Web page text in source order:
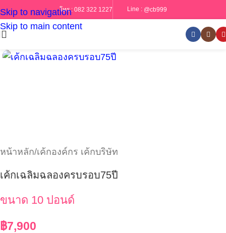
Skip to navigation
Skip to main content
โทร : 082 322 1227 Line : @cb999
หน้าหลัก/เค้กองค์กร เค้กบริษัท
เค้กเฉลิมฉลองครบรอบ75ปี
ขนาด 10 ปอนด์
฿7,900